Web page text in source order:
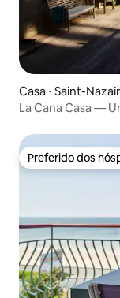
Casa ⋅ Saint-
La Cana Casa —
Preferido dos
Preferido dos